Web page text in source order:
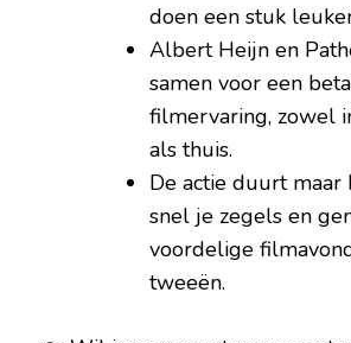
doen een stuk
Albert Heijn en
samen voor een
filmervaring, zowel
als thuis.
De actie duurt maar
snel je zegels en
voordelige
tweeën.